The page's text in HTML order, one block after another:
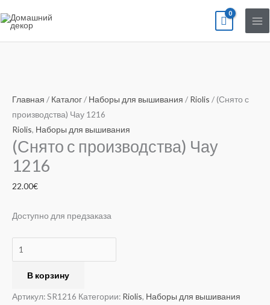
к
Главная / Каталог/ Наборы для вышивания / Riolis / (Снято с
производства) Чау 1216
Riolis, Наборы для вышивания
(Снято с производства) Чау
1216
22.00€
Доступно для предзаказа
товара
(Снято
с
производства)
Чау
1216
В корзину
Артикул:SR1216 Категории: Riolis, Наборы для вышивания